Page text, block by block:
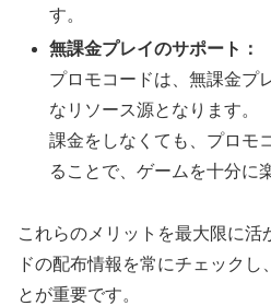
す。
無課金プレイのサポート：
プロモコードは、無課金プ
なリソース源となります。
課金をしなくても、プロモ
ることで、ゲームを十分に
これらのメリットを最大限に活
ドの配布情報を常にチェックし
とが重要です。